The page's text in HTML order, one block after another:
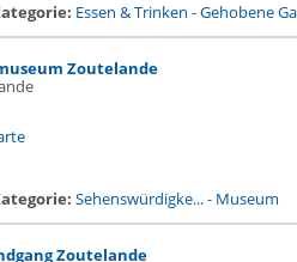
Essen & Trinken -Gehobene
Zoutelande
Sehenswürdigke...- Museum
Zoutelande